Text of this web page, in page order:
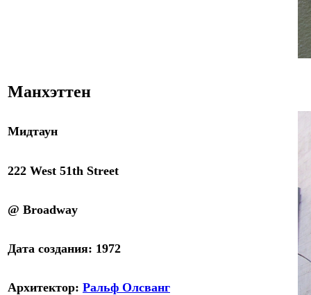
Манхэттен
Мидтаун
222 West 51th Street
@ Broadway
Дата создания: 1972
Архитектор: Ральф Олсванг